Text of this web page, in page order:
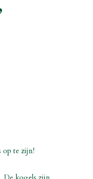
op te zijn!